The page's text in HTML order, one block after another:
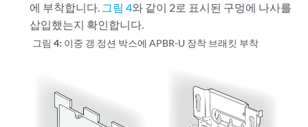
에 부착합니다. 그림 4와 같이 2로 표시된 구멍에 나사를
삽입했는지 확인합니다.
그림 4: 이중 갱 정션 박스에 APBR-U 장착 브래킷 부착